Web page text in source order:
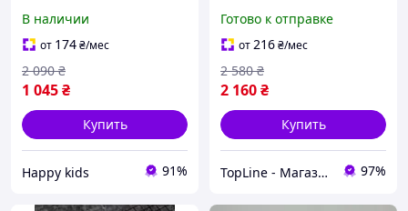
варенка мальчик, Летний
костюм для мальчика 13
14 лет
В наличии
от 174₴/мес
1 045₴
2 090 ₴
Купить
Happy kids 91%
Айленд, Комфортные
шорты и футболка из
коттона для подростков
Готово к отправке
от216₴/мес
2 160₴
2 580 ₴
Купить
TopLine - Магазин крутых товаров 97%